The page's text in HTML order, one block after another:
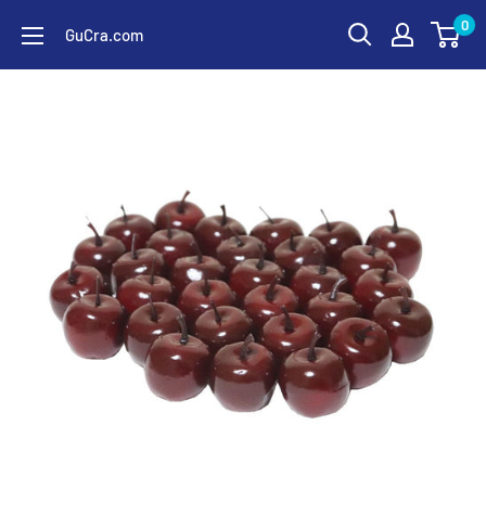
テ
GuCra.com 0